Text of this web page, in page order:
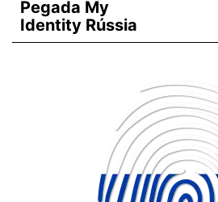
Pegada My
Identity Rússia